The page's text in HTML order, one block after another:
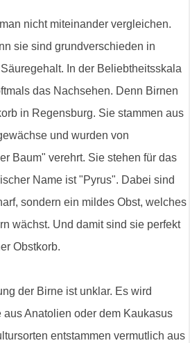
nicht miteinander vergleichen.
sie sind grundverschieden in
In der Beliebtheitsskala
das Nachsehen. Denn Birnen
in Regensburg. Sie stammen aus
und wurden von
Baum" verehrt. Sie stehen für das
Name ist "Pyrus". Dabei sind
sondern ein mildes Obst, welches
wächst. Und damit sind sie perfekt
Obstkorb.
der Birne ist unklar. Es wird
Anatolien oder dem Kaukasus
entstammen vermutlich aus